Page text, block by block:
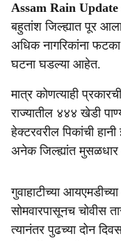
a
r
Assam Rain Update
बहुतांश जिल्ह्यात पूर
अधिक नागरिकांना
घटना घडल्या आहेत.
मात्र कोणत्याही
राज्यातील ४४४ खेडी
हेक्टरवरील पिकांची
अनेक जिल्ह्यांत मुसळधार
गुवाहाटीच्या
सोमवारपासूनच चोवीस
त्यानंतर पुढच्या दोन